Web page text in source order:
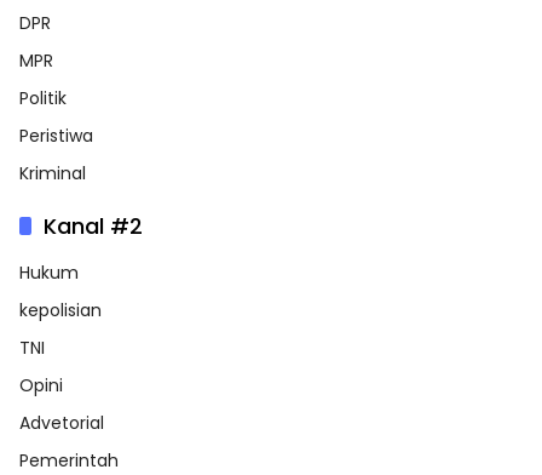
DPR
MPR
Politik
Peristiwa
Kriminal
Kanal #2
Hukum
kepolisian
TNI
Opini
Advetorial
Pemerintah